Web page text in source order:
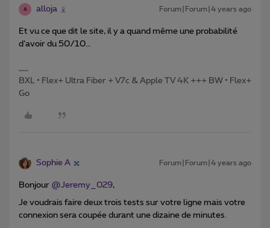
A alloja Forum|Forum|4 years ago
Et vu ce que dit le site, il y a quand même une probabilité
d’avoir du 50/10…
BXL • Flex+ Ultra Fiber + V7c & Apple TV 4K +++ BW • Flex+
Go
Sophie A Forum|Forum|4 years ago
Bonjour @Jeremy_029,
Je voudrais faire deux trois tests sur votre ligne mais votre
connexion sera coupée durant une dizaine de minutes.